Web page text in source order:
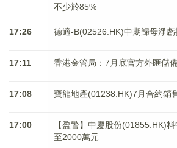
不少於85%
17:26 德適-B(02526.HK)中期歸母淨
17:11 香港金管局：7月底官方外匯儲
17:08 寶龍地產(01238.HK)7月合約銷
17:00
【盈警】中慶股份(01855.HK)
至2000萬元